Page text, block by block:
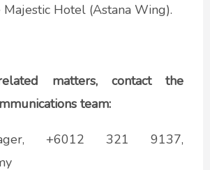
Majestic Hotel (Astana Wing).
matters, contact the
team:
+6012 321 9137,